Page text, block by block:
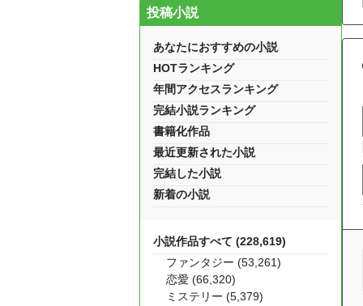
投稿小説
あなたにおすすめの小説
HOTランキング
年間アクセスランキング
完結小説ランキング
書籍化作品
最近更新された小説
完結した小説
新着の小説
小説作品すべて (228,619)
ファンタジー (53,261)
恋愛 (66,320)
ミステリー (5,379)